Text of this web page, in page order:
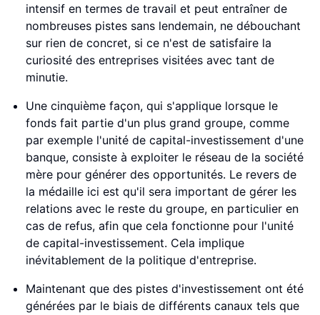
intensif en termes de travail et peut entraîner de
nombreuses pistes sans lendemain, ne débouchant
sur rien de concret, si ce n'est de satisfaire la
curiosité des entreprises visitées avec tant de
minutie.
Une cinquième façon, qui s'applique lorsque le
fonds fait partie d'un plus grand groupe, comme
par exemple l'unité de capital-investissement d'une
banque, consiste à exploiter le réseau de la société
mère pour générer des opportunités. Le revers de
la médaille ici est qu'il sera important de gérer les
relations avec le reste du groupe, en particulier en
cas de refus, afin que cela fonctionne pour l'unité
de capital-investissement. Cela implique
inévitablement de la politique d'entreprise.
Maintenant que des pistes d'investissement ont été
générées par le biais de différents canaux tels que